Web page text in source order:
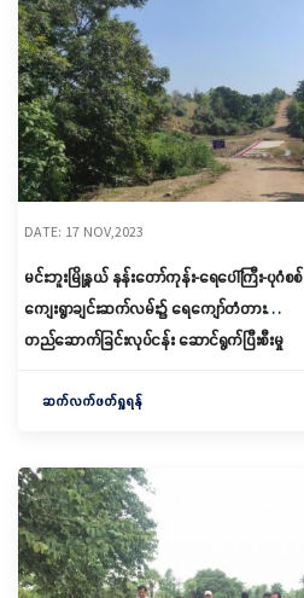
DATE: 17 NOV,2023
မင်းဘူးမြို့နယ် နန်းတော်ကုန်း-ရေပေါ်ကြီး-ပုဂံစစ်
ကျေးရွာချင်းဆက်လမ်း၌ ရေကျော်တံတား
တည်ဆောက်ခြင်းလုပ်ငန်း ဆောင်ရွက်ပြီးစီးမှု
ဆက်လက်ဖတ်ရှုရန်